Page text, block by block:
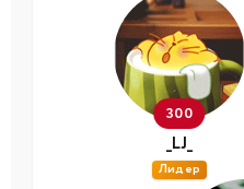
300
_LJ_
Лидер